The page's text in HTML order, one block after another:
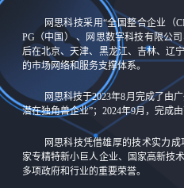
网思科技采用“全国整合企业（
PG（中国） 、网思数字科技有限公
后在北京、天津、黑龙江、吉林、辽
的市场网络和服务支撑体系。
网思科技于2023年8月完成了由
潜在独角兽企业”；2024年9月，完成
网思科技凭借雄厚的技术实力
家专精特新小巨人企业、国家高新技
多项政府和行业的重要荣誉。